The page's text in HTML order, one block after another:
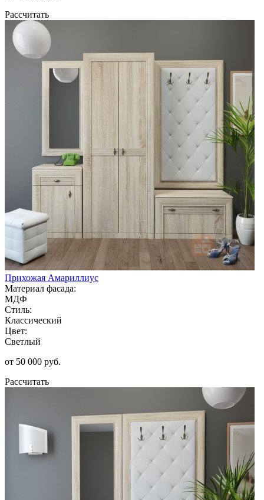
Рассчитать
Прихожая Амариллиус
Материал фасада:
МДФ
Стиль:
Классический
Цвет:
Светлый
от 50 000 руб.
Рассчитать